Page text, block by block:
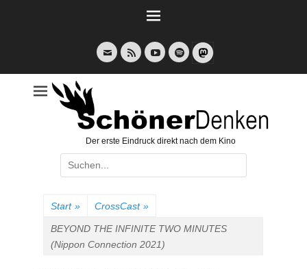
E-
Mail
Feed YouTubeSpotify
Der erste Eindruck direkt nach dem Kino
Suche
nach:
Start » CrossCast »
BEYOND THE INFINITE TWO MINUTES
(Nippon Connection 2021)